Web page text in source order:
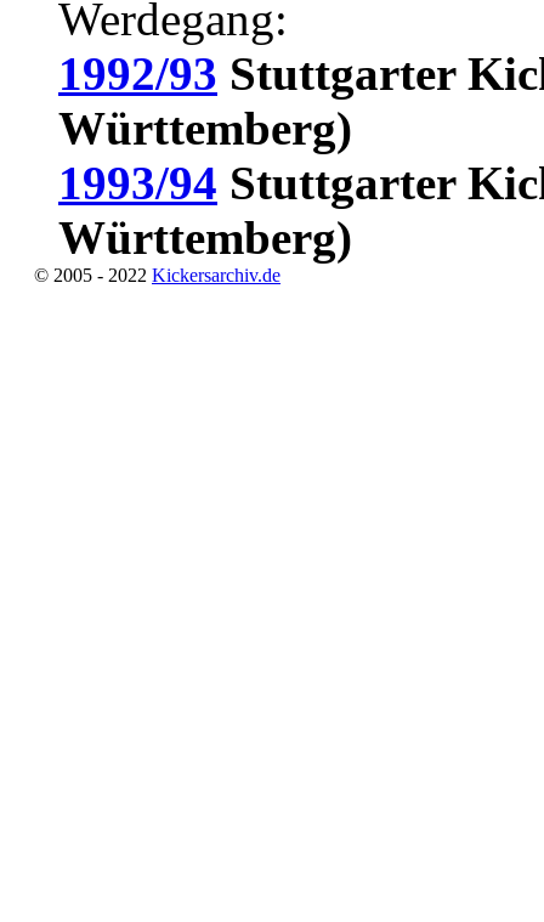
Werdegang:
1992/93 Stuttgarter
Württemberg)
1993/94 Stuttgarter
Württemberg)
© 2005 - 2022 Kickersarchiv.de